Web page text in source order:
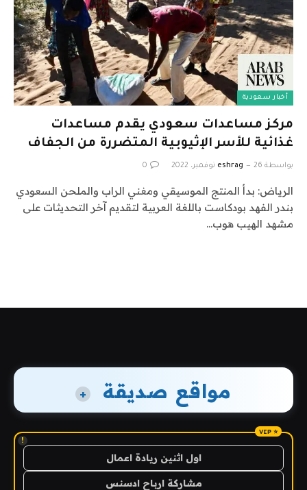
أخبار سعودية
مركز مساعدات سعودي يقدم مساعدات
غذائية للأسر الإثيوبية المتضررة من الجفاف
بواسطة eshrag 26 نوفمبر، 2022 0
الرياض: بدأ المنتج الموسيقي ومغني الراب والملحن السعودي
بندر الفهد بودكاست باللغة العربية لتقديم آخر التحديثات على
مشهد الهيب هوب…
مواقع صديقة +
!
اول اثنين ريادة اعمال
مشاركة ارباح ادسنس